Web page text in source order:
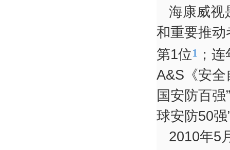
海康威视
和重要推
第1位1 ；
A&S《安全
国安防百
球安防50
2010年5